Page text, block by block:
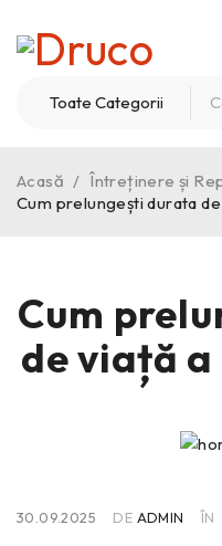
Acasă / Întreținere și
Cum prelungești durata
Cum
de viață
30.09.2025 DE ADMIN ÎN